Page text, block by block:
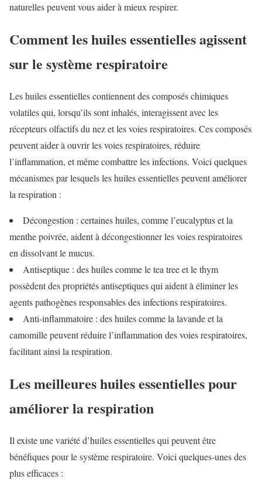
naturelles peuvent vous aider à mieux respirer.
Comment les huiles essentielles agissent
sur le système respiratoire
Les huiles essentielles contiennent des composés chimiques
volatiles qui, lorsqu’ils sont inhalés, interagissent avec les
récepteurs olfactifs du nez et les voies respiratoires. Ces composés
peuvent aider à ouvrir les voies respiratoires, réduire
l’inflammation, et même combattre les infections. Voici quelques
mécanismes par lesquels les huiles essentielles peuvent améliorer
la respiration :
Décongestion : certaines huiles, comme l’eucalyptus et la
menthe poivrée, aident à décongestionner les voies respiratoires
en dissolvant le mucus.
Antiseptique : des huiles comme le tea tree et le thym
possèdent des propriétés antiseptiques qui aident à éliminer les
agents pathogènes responsables des infections respiratoires.
Anti-inflammatoire : des huiles comme la lavande et la
camomille peuvent réduire l’inflammation des voies respiratoires,
facilitant ainsi la respiration.
Les meilleures huiles essentielles pour
améliorer la respiration
Il existe une variété d’huiles essentielles qui peuvent être
bénéfiques pour le système respiratoire. Voici quelques-unes des
plus efficaces :